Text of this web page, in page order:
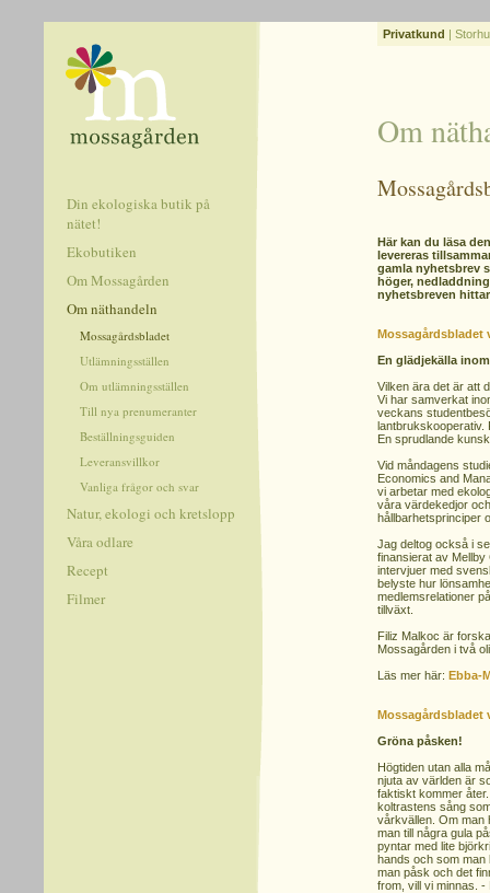
Din ekologiska butik på
nätet!
Ekobutiken
Om Mossagården
Om näthandeln
Mossagårdsbladet
Utlämningsställen
Om utlämningsställen
Till nya prenumeranter
Beställningsguiden
Leveransvillkor
Vanliga frågor och svar
Natur, ekologi och kretslopp
Våra odlare
Recept
Filmer
Privatkund |
Om
Här kan du läsa
levereras
gamla nyhetsbrev
höger,
nyhetsbreven
Mossagårdsbladet
En glädjekälla
Vilken ära det är att
Vi har samverkat
veckans
lantbrukskooperativ.
En sprudlande
Vid måndagens
Economics and
vi arbetar med
våra värdekedjor
hållbarhetsprinciper
Jag deltog också i
finansierat av Mellby
intervjuer med
belyste hur
medlemsrelationer
tillväxt.
Filiz Malkoc är
Mossagården i två
Läs mer här: Ebba-
Mossagårdsbladet
Gröna påsken!
Högtiden utan alla
njuta av världen är
faktiskt kommer
koltrastens sång
vårkvällen. Om man
man till några gula
pyntar med lite
hands och som man
man påsk och det
from, vill vi minnas. -